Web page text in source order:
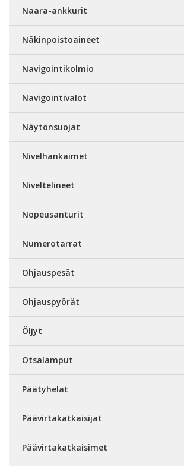
Naara-ankkurit
Näkinpoistoaineet
Navigointikolmio
Navigointivalot
Näytönsuojat
Nivelhankaimet
Niveltelineet
Nopeusanturit
Numerotarrat
Ohjauspesät
Ohjauspyörät
Öljyt
Otsalamput
Päätyhelat
Päävirtakatkaisijat
Päävirtakatkaisimet